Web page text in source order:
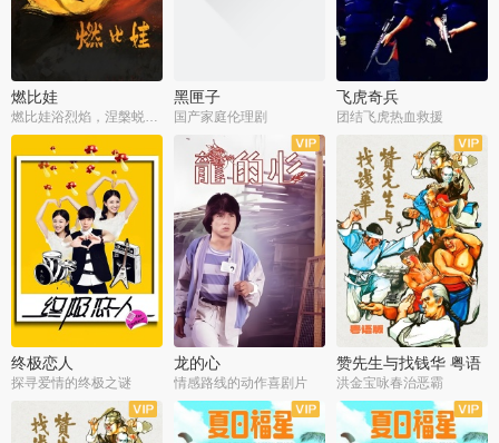
燃比娃
燃比娃浴烈焰，涅槃蜕变成人
黑匣子
国产家庭伦理剧
飞虎奇兵
团结飞虎热血救援
终极恋人
探寻爱情的终极之谜
龙的心
情感路线的动作喜剧片
赞先生与找钱华 粤语
版
洪金宝咏春治恶霸